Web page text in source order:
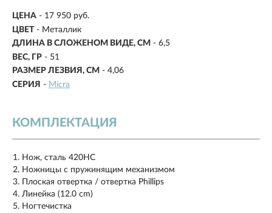
ЦЕНА - 17 950 руб.
ЦВЕТ - Металлик
ДЛИНА В СЛОЖЕНОМ ВИДЕ, СМ - 6,5
ВЕС, ГР - 51
РАЗМЕР ЛЕЗВИЯ, СМ - 4,06
СЕРИЯ - Micra
КОМПЛЕКТАЦИЯ
Нож, сталь 420HC
Ножницы с пружинящим механизмом
Плоская отвертка / отвертка Phillips
Линейка (12.0 cm)
Ногтечистка